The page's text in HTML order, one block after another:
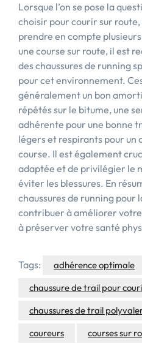
Lorsque l’on se pose la
choisir pour courir sur
prendre en compte
une course sur route, il est
des chaussures de running
pour cet environnement.
généralement un bon
répétés sur le bitume, une
adhérente pour une bonne
légers et respirants pour
course. Il est également
adaptée et de privilégier le
éviter les blessures. En
chaussures de running
contribuer à améliorer
à préserver votre santé
Tags: adhérence optimale
chaussure de trail pour
chaussures de trail
coureurs
courses sur